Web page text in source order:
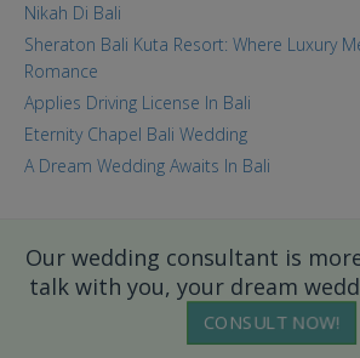
Nikah Di Bali
Sheraton Bali Kuta Resort: Where Luxury
Romance
Applies Driving License In Bali
Eternity Chapel Bali Wedding
A Dream Wedding Awaits In Bali
Our wedding consultant is
talk with you, your dream
CONSULT NOW!